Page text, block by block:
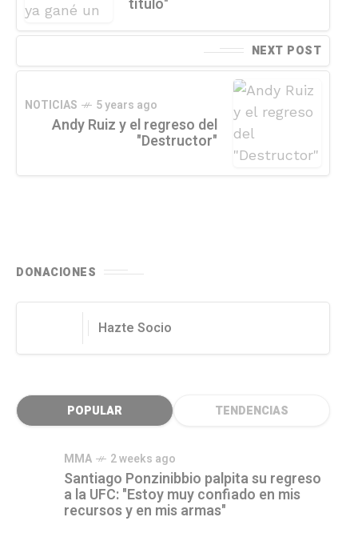
título"
NEXT POST
NOTICIAS 5 years ago
Andy Ruiz y el regreso del
"Destructor"
DONACIONES
Hazte Socio
POPULAR TENDENCIAS
MMA 2 weeks ago
Santiago Ponzinibbio palpita su regreso
a la UFC: "Estoy muy confiado en mis
recursos y en mis armas"